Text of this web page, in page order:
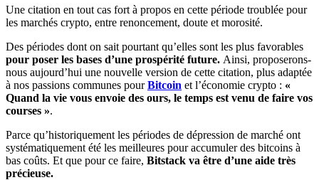
Une citation en tout cas fort à propos en cette période troublée pour
les marchés crypto, entre renoncement, doute et morosité.
Des périodes dont on sait pourtant qu’elles sont les plus favorables
pour poser les bases d’une prospérité future. Ainsi, proposerons-
nous aujourd’hui une nouvelle version de cette citation, plus adaptée
à nos passions communes pourBitcoin et l’économie crypto : «
Quand la vie vous envoie des ours, le temps est venu de faire vos
courses ».
Parce qu’historiquement les périodes de dépression de marché ont
systématiquement été les meilleures pour accumuler des bitcoins à
bas coûts. Et que pour ce faire, Bitstack va être d’une aide très
précieuse.